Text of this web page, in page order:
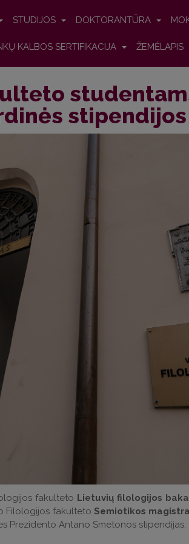
STUDIJOS DOKTORANTŪRA
KALBOS SERTIFIKACIJA ŽEMĖLAPIS
stipendijos
fakulteto Lietuvių filologijos
Filologijos fakulteto Semiotikos
Prezidento Antano Smetonos stipendijas.